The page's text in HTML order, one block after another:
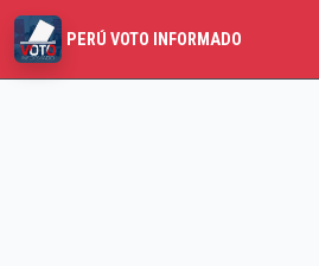
PERÚ VOTO INFORMADO